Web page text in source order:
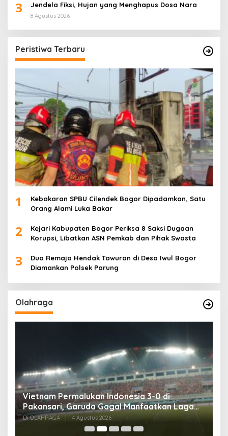
3 Jendela Fiksi, Hujan yang Menghapus Dosa Nara
8 Agustus 2026
Peristiwa Terbaru
1
Kebakaran SPBU Cilendek Bogor Dipadamkan, Satu
Orang Alami Luka Bakar
2
Kejari Kabupaten Bogor Periksa 8 Saksi Dugaan
Korupsi, Libatkan ASN Pemkab dan Pihak Swasta
3
Dua Remaja Hendak Tawuran di Desa Iwul Bogor
Diamankan Polsek Parung
Olahraga
Vietnam Permalukan Indonesia 3-0 di
Pakansari, Garuda Gagal Manfaatkan Laga
Kandang
Di OLAHRAGA | 4 Agustus 2026